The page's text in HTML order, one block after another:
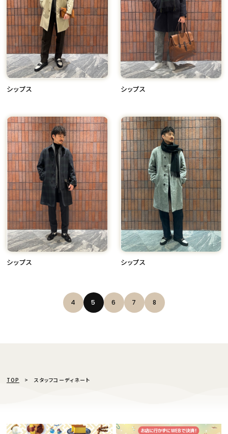
シップス シップス
シップス シップス
4 5 6 7 8
TOP スタッフコーディネート